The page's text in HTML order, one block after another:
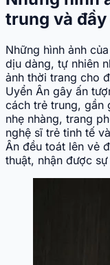
trung và
Những hình ảnh
dịu dàng, tự nhiên
ảnh thời trang cho
Uyển Ân gây ấn
cách trẻ trung, gần
nhẹ nhàng, trang
nghệ sĩ trẻ tinh tế
Ân đều toát lên vẻ
thuật, nhận được